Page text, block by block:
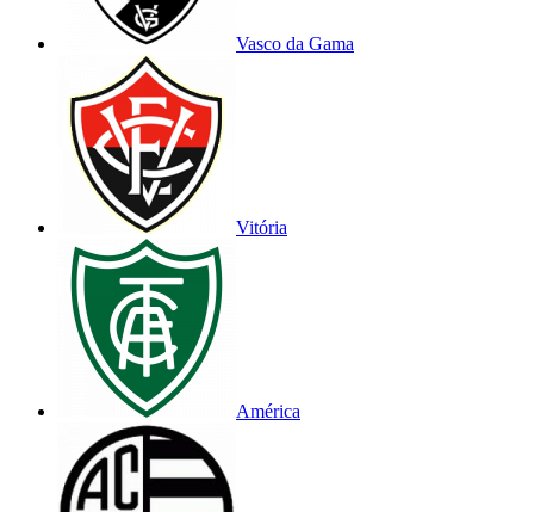
Vasco da Gama
Vitória
América